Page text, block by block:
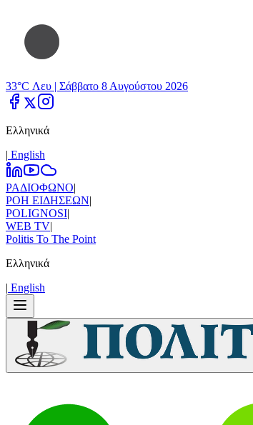
33°C Λευ | Σάββατο 8 Αυγούστου 2026
Ελληνικά
| Εnglish
ΡΑΔΙΟΦΩΝΟ|
ΡΟΗ ΕΙΔΗΣΕΩΝ|
POLIGNOSI|
WEB TV|
Politis To The Point
Ελληνικά
| Εnglish